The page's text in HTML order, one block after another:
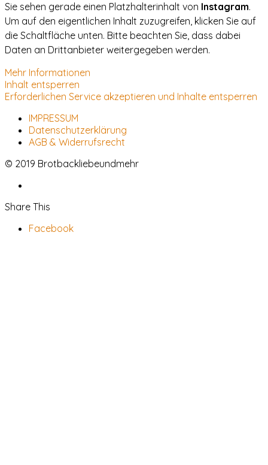
Sie sehen gerade einen Platzhalterinhalt von Instagram.
Um auf den eigentlichen Inhalt zuzugreifen, klicken Sie auf
die Schaltfläche unten. Bitte beachten Sie, dass dabei
Daten an Drittanbieter weitergegeben werden.
Mehr Informationen
Inhalt entsperren
Erforderlichen Service akzeptieren und Inhalte entsperren
IMPRESSUM
Datenschutzerklärung
AGB & Widerrufsrecht
© 2019 Brotbackliebeundmehr
Share This
Facebook